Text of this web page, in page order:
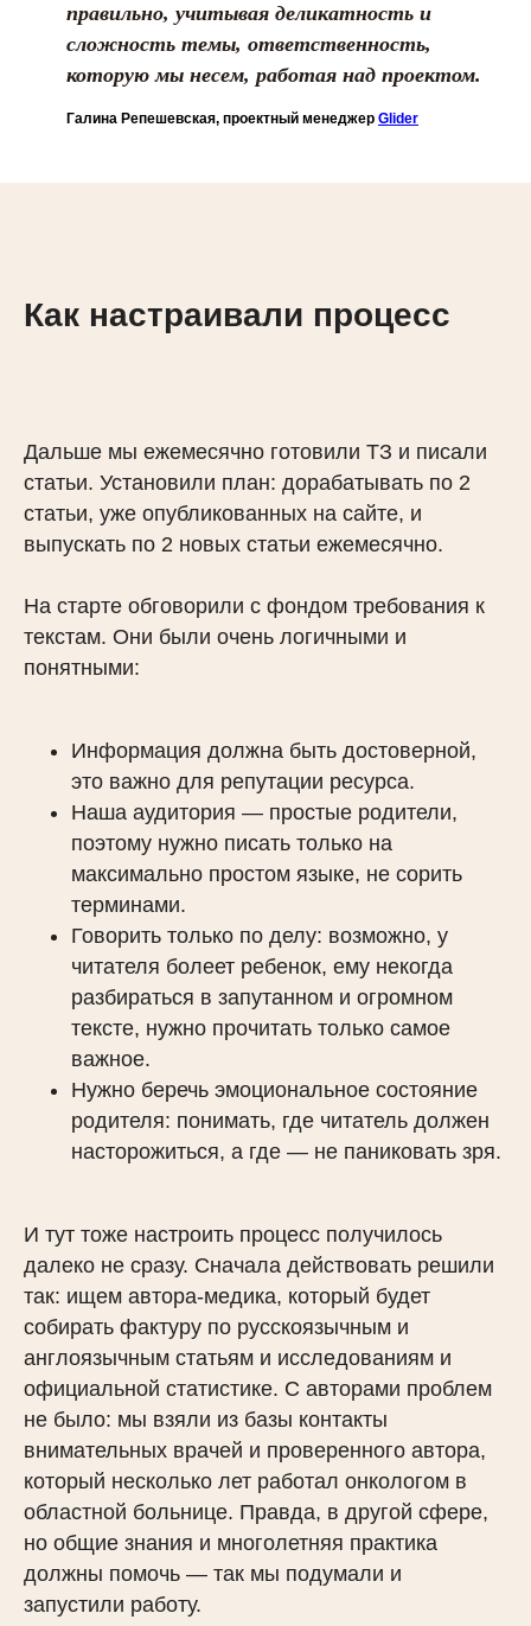
правильно, учитывая деликатность и
сложность темы, ответственность,
которую мы несем, работая над проектом.
Галина Репешевская, проектный менеджер Glider
Как настраивали процесс
Дальше мы ежемесячно готовили ТЗ и писали
статьи. Установили план: дорабатывать по 2
статьи, уже опубликованных на сайте, и
выпускать по 2 новых статьи ежемесячно.
На старте обговорили с фондом требования к
текстам. Они были очень логичными и
понятными:
Информация должна быть достоверной,
это важно для репутации ресурса.
Наша аудитория — простые родители,
поэтому нужно писать только на
максимально простом языке, не сорить
терминами.
Говорить только по делу: возможно, у
читателя болеет ребенок, ему некогда
разбираться в запутанном и огромном
тексте, нужно прочитать только самое
важное.
Нужно беречь эмоциональное состояние
родителя: понимать, где читатель должен
насторожиться, а где — не паниковать зря.
И тут тоже настроить процесс получилось
далеко не сразу. Сначала действовать решили
так: ищем автора-медика, который будет
собирать фактуру по русскоязычным и
англоязычным статьям и исследованиям и
официальной статистике. С авторами проблем
не было: мы взяли из базы контакты
внимательных врачей и проверенного автора,
который несколько лет работал онкологом в
областной больнице. Правда, в другой сфере,
но общие знания и многолетняя практика
должны помочь — так мы подумали и
запустили работу.